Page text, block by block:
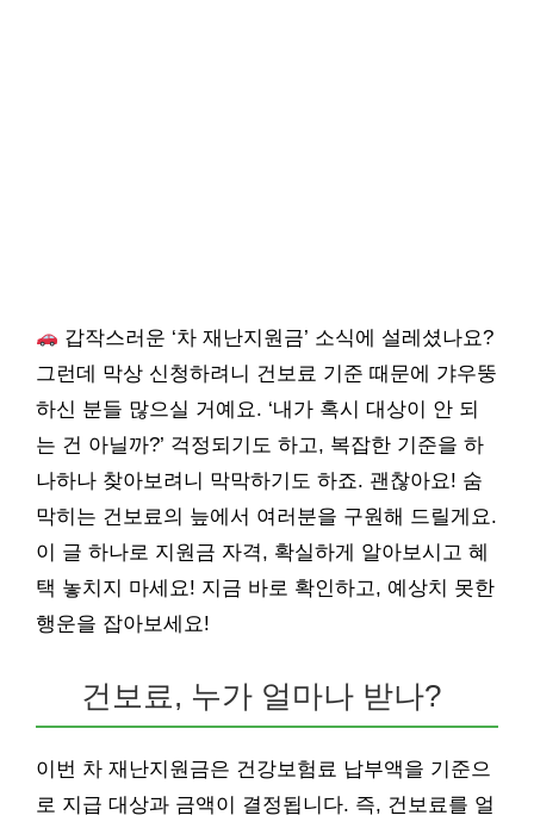
갑작스러운 ‘차 재난지원금’ 소식에 설레셨나요?
그런데 막상 신청하려니 건보료 기준 때문에 갸우뚱
하신 분들 많으실 거예요. ‘내가 혹시 대상이 안 되
는 건 아닐까?’ 걱정되기도 하고, 복잡한 기준을 하
나하나 찾아보려니 막막하기도 하죠. 괜찮아요! 숨
막히는 건보료의 늪에서 여러분을 구원해 드릴게요.
이 글 하나로 지원금 자격, 확실하게 알아보시고 혜
택 놓치지 마세요! 지금 바로 확인하고, 예상치 못한
행운을 잡아보세요!
건보료, 누가 얼마나 받나?
이번 차 재난지원금은 건강보험료 납부액을 기준으
로 지급 대상과 금액이 결정됩니다. 즉, 건보료를 얼